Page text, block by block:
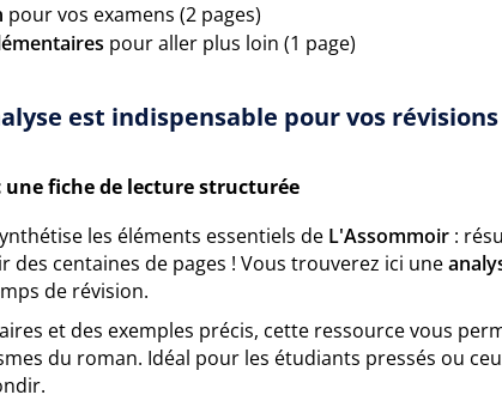
pour vos examens (2 pages)
pour aller plus loin (1 page)
est indispensable pour vos révisions
une fiche de lecture structurée
les éléments essentiels de L'Assommoir :
des centaines de pages ! Vous trouverez ici une
de révision.
et des exemples précis, cette ressource vous
du roman. Idéal pour les étudiants pressés ou